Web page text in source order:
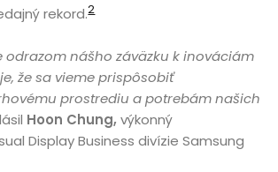
rekord.2
odrazom nášho záväzku k inováciám
že sa vieme prispôsobiť
prostrediu a potrebám našich
Hoon Chung, výkonný
Display Business divízie Samsung